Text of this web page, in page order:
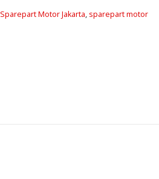
Sparepart Motor Jakarta, sparepart motor